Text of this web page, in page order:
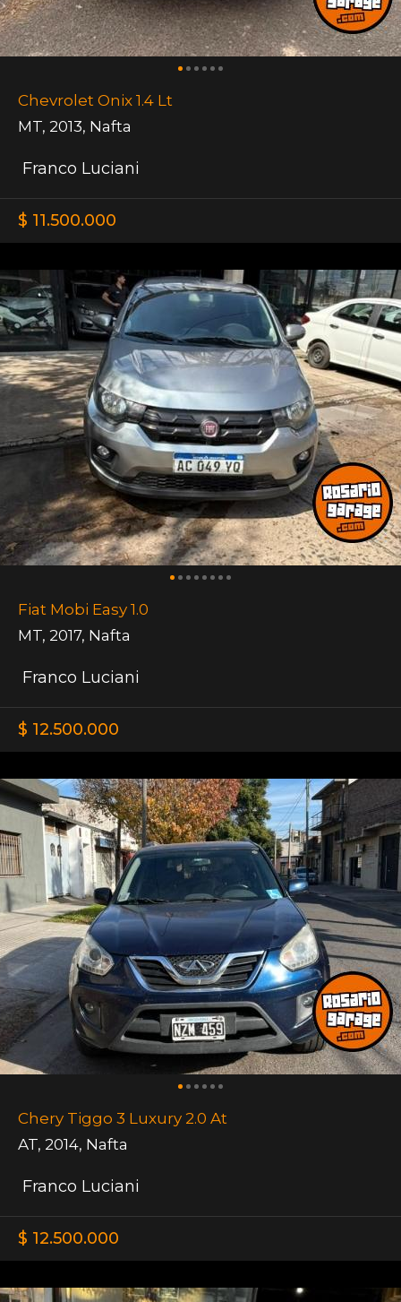
Chevrolet Onix 1.4 Lt
MT, 2013, Nafta
Franco Luciani
$ 11.500.000
Fiat Mobi Easy 1.0
MT, 2017, Nafta
Franco Luciani
$ 12.500.000
Chery Tiggo 3 Luxury 2.0 At
AT, 2014, Nafta
Franco Luciani
$ 12.500.000